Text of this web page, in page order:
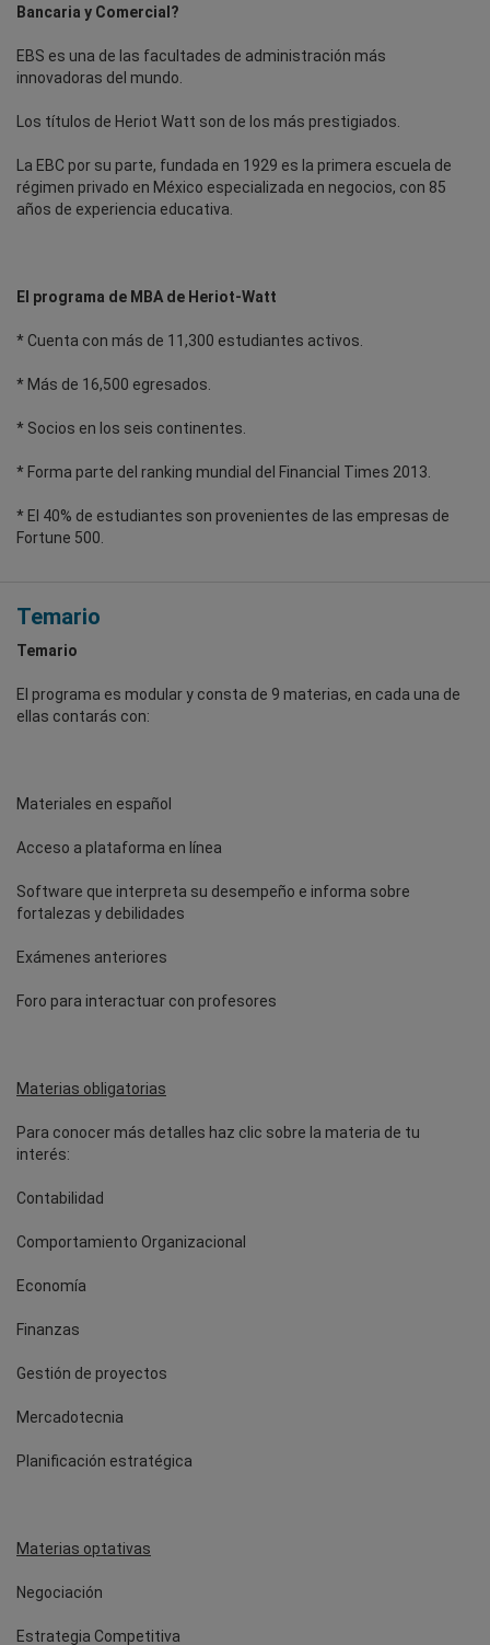
Bancaria y Comercial?
EBS es una de las facultades de administración más
innovadoras del mundo.
Los títulos de Heriot Watt son de los más prestigiados.
La EBC por su parte, fundada en 1929 es la primera escuela de
régimen privado en México especializada en negocios, con 85
años de experiencia educativa.
El programa de MBA de Heriot-Watt
* Cuenta con más de 11,300 estudiantes activos.
* Más de 16,500 egresados.
* Socios en los seis continentes.
* Forma parte del ranking mundial del Financial Times 2013.
* El 40% de estudiantes son provenientes de las empresas de
Fortune 500.
Temario
Temario
El programa es modular y consta de 9 materias, en cada una de
ellas contarás con:
Materiales en español
Acceso a plataforma en línea
Software que interpreta su desempeño e informa sobre
fortalezas y debilidades
Exámenes anteriores
Foro para interactuar con profesores
Materias obligatorias
Para conocer más detalles haz clic sobre la materia de tu
interés:
Contabilidad
Comportamiento Organizacional
Economía
Finanzas
Gestión de proyectos
Mercadotecnia
Planificación estratégica
Materias optativas
Negociación
Estrategia Competitiva